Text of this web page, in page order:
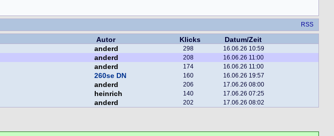
RSS
Autor Klicks
Datum/Zeit
anderd 298 16.06.26 10:59
anderd 208 16.06.26 11:00
anderd 174 16.06.26 11:00
260se DN 160 16.06.26 19:57
anderd 206 17.06.26 08:00
heinrich 140 17.06.26 07:25
anderd 202 17.06.26 08:02